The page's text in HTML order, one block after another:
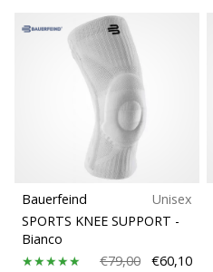
Bauerfeind
Unisex
SPORTS KNEE SUPPORT -
Bianco
€79,00
€60,10